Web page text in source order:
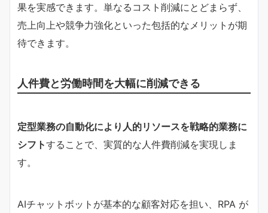
果を実感できます。単なるコスト削減にとどまらず、
売上向上や競争力強化といった包括的なメリットが期
待できます。
人件費と労働時間を大幅に削減できる
定型業務の自動化により人的リソースを戦略的業務に
シフトすることで、実質的な人件費削減を実現しま
す。
AIチャットボットが基本的な顧客対応を担い、RPA が